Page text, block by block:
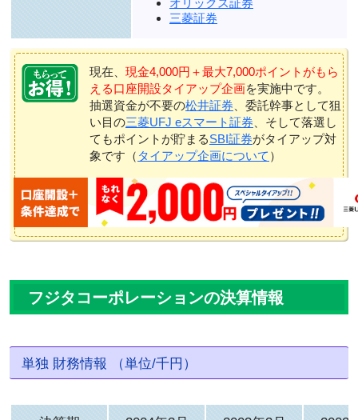
三菱証券
現在、 現金4,000円＋最大7,000ポイントがもら
える口座開設タイアップ企画を実施中です。
抽選資金が不要の松井証券 、委託幹事として狙
い目の三菱UFJ eスマート証券 、そして落選し
てもポイントが貯まるSBI証券がタイアップ対
象です（ タイアップ企画について ）
フジタコーポレーションの決算情報
単独 財務情報 （単位/千円）